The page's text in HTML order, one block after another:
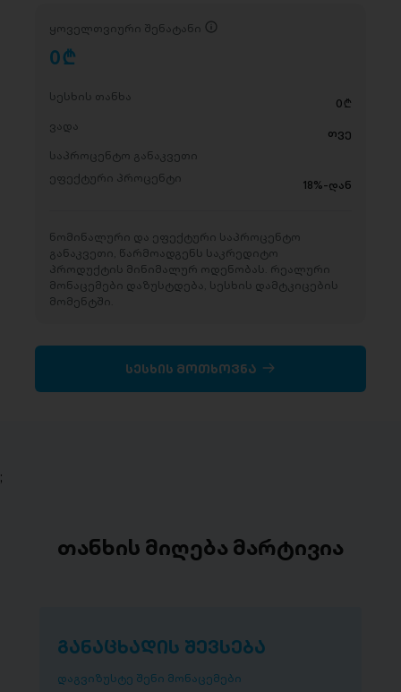
ყოველთვიური შენატანი
0D
სესხის თანხა 0 D
ვადა
თვე
საპროცენტო განაკვეთი
ეფექტური პროცენტი
18%-დან
ნომინალური და ეფექტური საპროცენტო
განაკვეთი, წარმოადგენს საკრედიტო
პროდუქტის მინიმალურ ოდენობას. რეალური
მონაცემები დაზუსტდება, სესხის დამტკიცების
მომენტში.
სესხის მოთხოვნა
;
თანხის მიღება მარტივია
განაცხადის შევსება
დაგვიზუსტე შენი მონაცემები